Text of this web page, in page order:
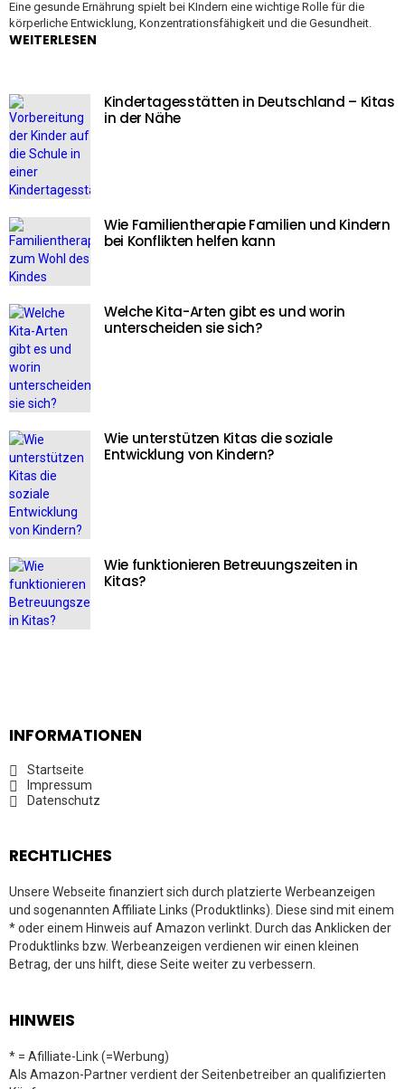
Eine gesunde Ernährung spielt bei KIndern eine wichtige Rolle für die
körperliche Entwicklung, Konzentrationsfähigkeit und die Gesundheit.
WEITERLESEN
Kindertagesstätten in Deutschland – Kitas
in der Nähe
Wie Familientherapie Familien und Kindern
bei Konflikten helfen kann
Welche Kita-Arten gibt es und worin
unterscheiden sie sich?
Wie unterstützen Kitas die soziale
Entwicklung von Kindern?
Wie funktionieren Betreuungszeiten in
Kitas?
INFORMATIONEN
Startseite
Impressum
Datenschutz
RECHTLICHES
Unsere Webseite finanziert sich durch platzierte Werbeanzeigen
und sogenannten Affiliate Links (Produktlinks). Diese sind mit einem
* oder einem Hinweis auf Amazon verlinkt. Durch das Anklicken der
Produktlinks bzw. Werbeanzeigen verdienen wir einen kleinen
Betrag, der uns hilft, diese Seite weiter zu verbessern.
HINWEIS
* = Afilliate-Link (=Werbung)
Als Amazon-Partner verdient der Seitenbetreiber an qualifizierten